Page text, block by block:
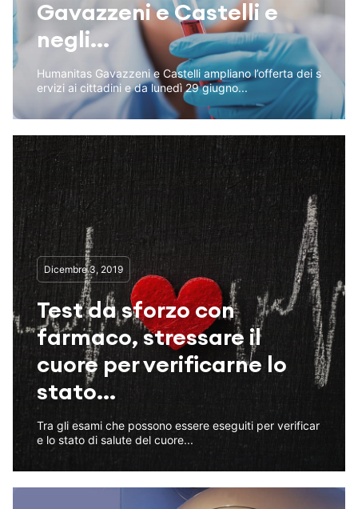
Gavazzeni e Castelli e
negli...
Humanitas Gavazzeni e Castelli ampliano l’offerta dei s
ervizi ai cittadini e da lunedì 29 giugno...
Dicembre 3, 2019
Test da sforzo con
farmaco, stressare il
cuore per verificarne lo
stato...
Tra gli esami che possono essere eseguiti per verificar
e lo stato di salute del cuore...